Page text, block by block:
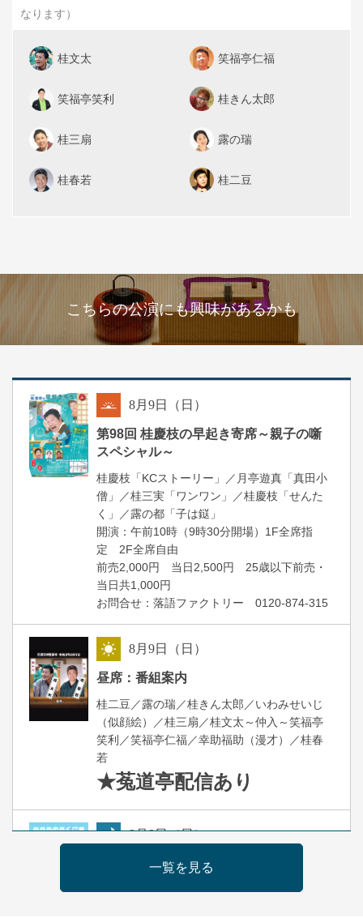
なります）
桂文太 笑福亭仁福
笑福亭笑利 桂きん太郎
桂三扇 露の瑞
桂春若 桂二豆
こちらの公演にも興味があるかも
8月9日（日）
第98回 桂慶枝の早起き寄席～親子の噺
スペシャル～
桂慶枝「KCストーリー」／月亭遊真「真田小
僧」／桂三実「ワンワン」／桂慶枝「せんた
く」／露の都「子は鎹」
開演：午前10時（9時30分開場）1F全席指
定 2F全席自由
前売2,000円 当日2,500円 25歳以下前売・
当日共1,000円
お問合せ：落語ファクトリー 0120-874-315
8月9日（日）
昼席：番組案内
桂二豆／露の瑞／桂きん太郎／いわみせいじ
（似顔絵）／桂三扇／桂文太～仲入～笑福亭
笑利／笑福亭仁福／幸助福助（漫才）／桂春
若
★菟道亭配信あり
8月9日（日）
らららのらくご会④
桂雀太「まんじゅうこわい」／桂三度「青
一覧を見る